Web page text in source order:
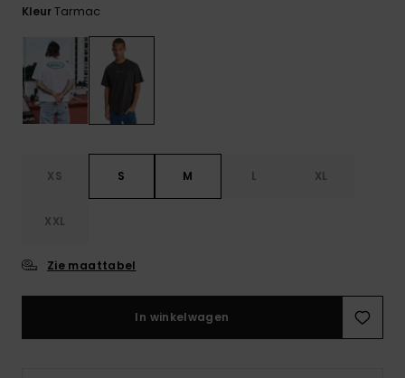
KleurTarmac
XS S M L XL
XXL
Zie maattabel
In winkelwagen